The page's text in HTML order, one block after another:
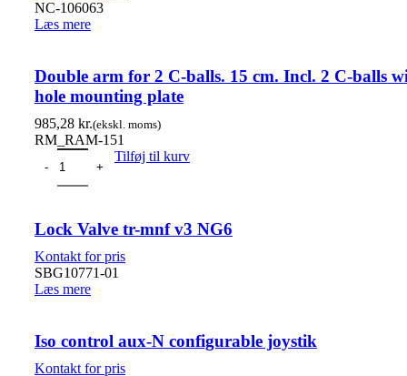
NC-106063
Læs mere
Double arm for 2 C-balls. 15 cm. Incl. 2 C-balls
hole mounting plate
kr.
RM_RAM-151
Tilføj til kurv
Lock Valve tr-mnf v3 NG6
SBG10771-01
Læs mere
Iso control aux-N configurable joystik